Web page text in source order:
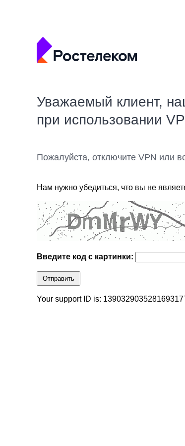
Уважаемый клиент,
при использовании
Пожалуйста, отключите VPN или
Нам нужно убедиться, что вы не
Введите код с картинки:
Отправить
Your support ID is: